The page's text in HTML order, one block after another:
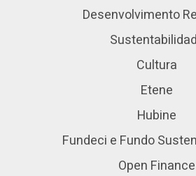
Desenvolvimento
Cultura
Etene
Hubine
Fundeci e Fundo
Open Finance